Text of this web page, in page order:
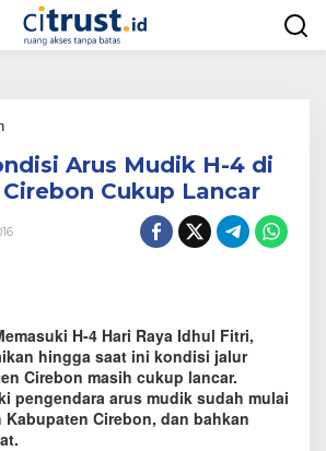
n
j
a
y
a
d
i
s
i
A
r
Arus Mudik H-4 di
Cukup Lancar
H-4 Hari Raya Idhul Fitri,
hingga saat ini kondisi jalur
Cirebon masih cukup lancar.
pengendara arus mudik sudah mulai
Kabupaten Cirebon, dan bahkan